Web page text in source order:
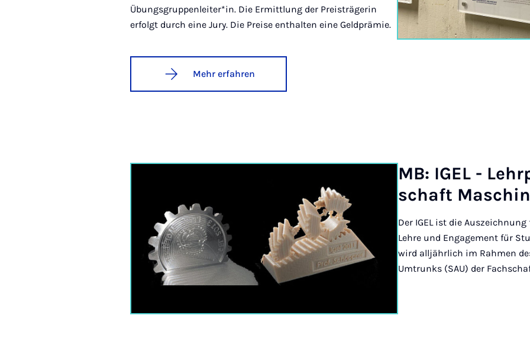
Übungsgruppenleiter*in. Die Ermittlung der Preisträgerin
erfolgt durch eine Jury. Die Preise enthalten eine Geldprämie.
Mehr erfahren
MB: IGEL -
schaft
Der IGEL ist die
Lehre und Engagement für
wird alljährlich im Rahmen
Umtrunks (SAU) der